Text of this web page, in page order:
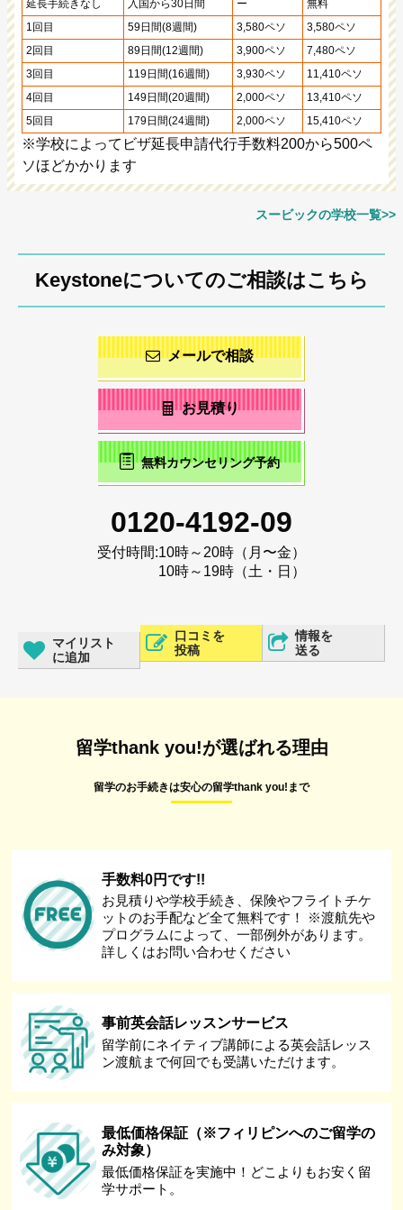
延長手続きなし 入国から30日間 ー
無料
1回目
59日間(8週間) 3,580ペソ
3,580ペソ
2回目
89日間(12週間) 3,900ペソ
7,480ペソ
3回目
119日間(16週間) 3,930ペソ
11,410ペソ
4回目
149日間(20週間) 2,000ペソ
13,410ペソ
5回目
179日間(24週間) 2,000ペソ 15,410ペソ
※学校によってビザ延長申請代行手数料200から500ペ
ソほどかかります
スービックの学校一覧>>
Keystoneについてのご相談はこちら
メールで相談
お見積り
無料カウンセリング予約
0120-4192-09
受付時間:10時～20時（月〜金）
10時～19時（土・日）
マイリスト
に追加
口コミを
投稿
情報を
送る
留学thank you!が選ばれる理由
留学のお手続きは安心の留学thank you!まで
手数料0円です!!
お見積りや学校手続き、保険やフライトチケ
ットのお手配など全て無料です！ ※渡航先や
プログラムによって、一部例外があります。
詳しくはお問い合わせください
事前英会話レッスンサービス
留学前にネイティブ講師による英会話レッス
ン渡航まで何回でも受講いただけます。
最低価格保証（※フィリピンへのご留学の
み対象）
最低価格保証を実施中！どこよりもお安く留
学サポート。